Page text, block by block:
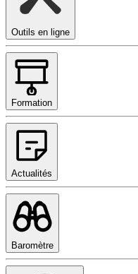
Outils en ligne
Formation
Actualités
Baromètre